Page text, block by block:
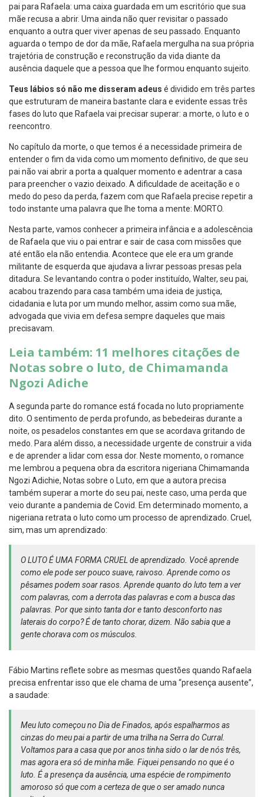
pai para Rafaela: uma caixa guardada em um escritório que sua
mãe recusa a abrir. Uma ainda não quer revisitar o passado
enquanto a outra quer viver apenas de seu passado. Enquanto
aguarda o tempo de dor da mãe, Rafaela mergulha na sua própria
trajetória de construção e reconstrução da vida diante da
ausência daquele que a pessoa que lhe formou enquanto sujeito.
Teus lábios só não me disseram adeus é dividido em três partes
que estruturam de maneira bastante clara e evidente essas três
fases do luto que Rafaela vai precisar superar: a morte, o luto e o
reencontro.
No capítulo da morte, o que temos é a necessidade primeira de
entender o fim da vida como um momento definitivo, de que seu
pai não vai abrir a porta a qualquer momento e adentrar a casa
para preencher o vazio deixado. A dificuldade de aceitação e o
medo do peso da perda, fazem com que Rafaela precise repetir a
todo instante uma palavra que lhe toma a mente: MORTO.
Nesta parte, vamos conhecer a primeira infância e a adolescência
de Rafaela que viu o pai entrar e sair de casa com missões que
até então ela não entendia. Acontece que ele era um grande
militante de esquerda que ajudava a livrar pessoas presas pela
ditadura. Se levantando contra o poder instituído, Walter, seu pai,
acabou trazendo para casa também uma ideia de justiça,
cidadania e luta por um mundo melhor, assim como sua mãe,
advogada que vivia em defesa sempre daqueles que mais
precisavam.
Leia também: 11 melhores citações de
Notas sobre o luto, de Chimamanda
Ngozi Adiche
A segunda parte do romance está focada no luto propriamente
dito. O sentimento de perda profundo, as bebedeiras durante a
noite, os pesadelos constantes em que se acordava gritando de
medo. Para além disso, a necessidade urgente de construir a vida
e de aprender a lidar com essa dor. Neste momento, o romance
me lembrou a pequena obra da escritora nigeriana Chimamanda
Ngozi Adichie, Notas sobre o Luto, em que a autora precisa
também superar a morte do seu pai, neste caso, uma perda que
veio durante a pandemia de Covid. Em determinado momento, a
nigeriana retrata o luto como um processo de aprendizado. Cruel,
sim, mas um aprendizado:
O LUTO É UMA FORMA CRUEL de aprendizado. Você aprende
como ele pode ser pouco suave, raivoso. Aprende como os
pêsames podem soar rasos. Aprende quanto do luto tem a ver
com palavras, com a derrota das palavras e com a busca das
palavras. Por que sinto tanta dor e tanto desconforto nas
laterais do corpo? É de tanto chorar, dizem. Não sabia que a
gente chorava com os músculos.
Fábio Martins reflete sobre as mesmas questões quando Rafaela
precisa enfrentar isso que ele chama de uma “presença ausente”,
a saudade:
Meu luto começou no Dia de Finados, após espalharmos as
cinzas do meu pai a partir de uma trilha na Serra do Curral.
Voltamos para a casa que por anos tinha sido o lar de nós três,
mas agora era só de minha mãe. Fiquei pensando no que é o
luto. É a presença da ausência, uma espécie de rompimento
amoroso só que com a certeza de que o ser amado nunca